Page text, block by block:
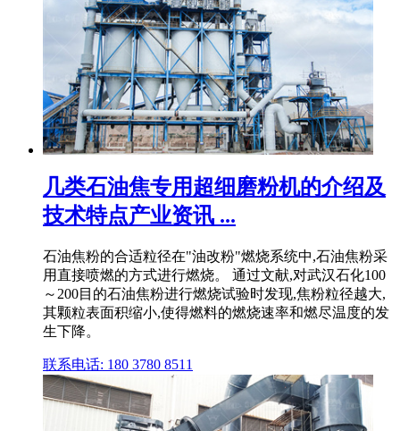
几类石油焦专用超细磨粉机的介绍及
技术特点产业资讯 ...
石油焦粉的合适粒径在"油改粉"燃烧系统中,石油焦粉采
用直接喷燃的方式进行燃烧。 通过文献,对武汉石化100
～200目的石油焦粉进行燃烧试验时发现,焦粉粒径越大,
其颗粒表面积缩小,使得燃料的燃烧速率和燃尽温度的发
生下降。
联系电话: 180 3780 8511